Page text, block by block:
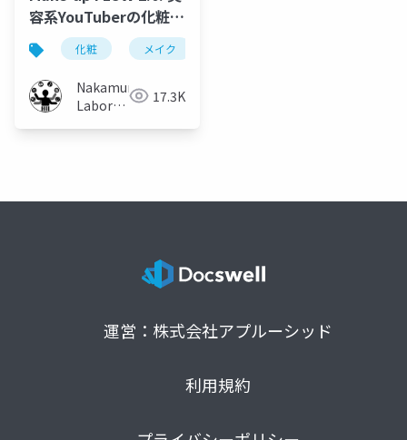
容系YouTuberの化粧フ
ローチャートの共有・
取り入れ手法
化粧 メイク
Nakamura
Laboratory 17.3K
運営：株式会社アプルーシッド
利用規約